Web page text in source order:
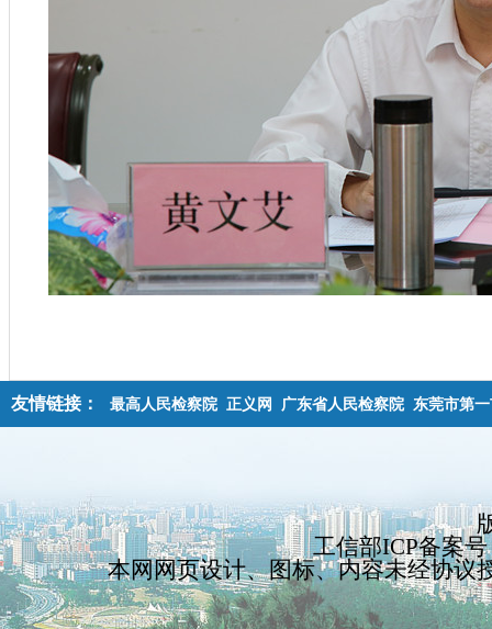
友情链接： 最高人民检察院 正义网 广东省人民检察院 东莞市第
工信部ICP备案
本网网页设计、图标、内容未经协议